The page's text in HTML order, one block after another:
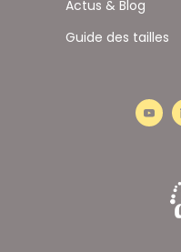
Actus & Blog
Guide des tailles